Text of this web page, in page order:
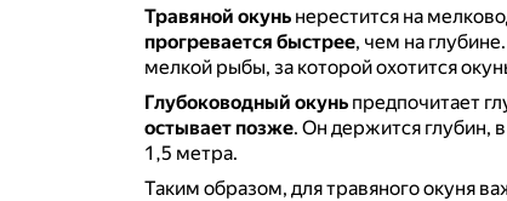
Травяной окуньнерестится на
прогревается быстрее, чем на глубине.
мелкой рыбы, за которой охотится
Глубоководный окуньпредпочитает
остывает позже. Он держится глубин,
1,5 метра.
Таким образом, для травяного окуня